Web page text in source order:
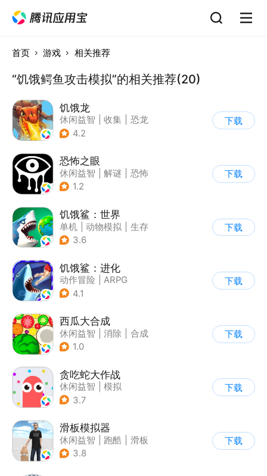
首页 游戏 相关推荐
“饥饿鳄鱼攻击模拟”的相关推荐(20)
饥饿龙
休闲益智 收集
恐龙
| 宠物
4.2
下载
恐怖之眼
休闲益智 解谜
恐怖
| 单机
1.2
下载
饥饿鲨：世界
单机 动物模拟
生存
| 饥饿鲨
3.6
下载
饥饿鲨：进化
动作冒险
ARPG
| 冒险
4.1
下载
西瓜大合成
休闲益智 消除
合成
1.0
下载
贪吃蛇大作战
休闲益智
模拟
| 贪吃蛇
3.7
下载
滑板模拟器
休闲益智 跑酷
滑板
| 卡通
3.8
下载